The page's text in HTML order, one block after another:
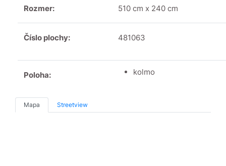
Rozmer: 510 cm x 240 cm
Číslo plochy: 481063
Poloha: kolmo
Mapa Streetview